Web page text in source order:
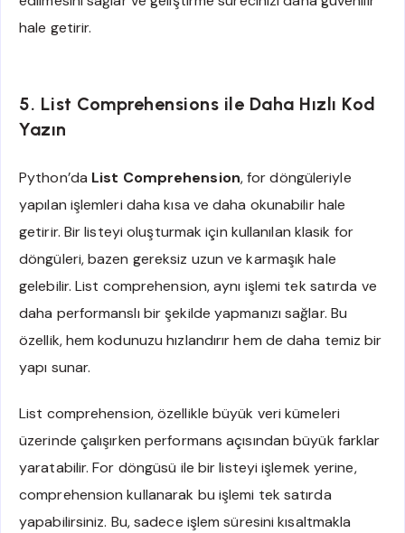
hale getirir.
5. List Comprehensions ile Daha Hızlı Kod
Yazın
Python’da List Comprehension, for döngüleriyle
yapılan işlemleri daha kısa ve daha okunabilir hale
getirir. Bir listeyi oluşturmak için kullanılan klasik for
döngüleri, bazen gereksiz uzun ve karmaşık hale
gelebilir. List comprehension, aynı işlemi tek satırda ve
daha performanslı bir şekilde yapmanızı sağlar. Bu
özellik, hem kodunuzu hızlandırır hem de daha temiz bir
yapı sunar.
List comprehension, özellikle büyük veri kümeleri
üzerinde çalışırken performans açısından büyük farklar
yaratabilir. For döngüsü ile bir listeyi işlemek yerine,
comprehension kullanarak bu işlemi tek satırda
yapabilirsiniz. Bu, sadece işlem süresini kısaltmakla